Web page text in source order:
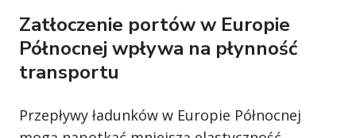
Zatłoczenie portów w Europie
Północnej wpływa na płynność
transportu
Przepływy ładunków w Europie Północnej